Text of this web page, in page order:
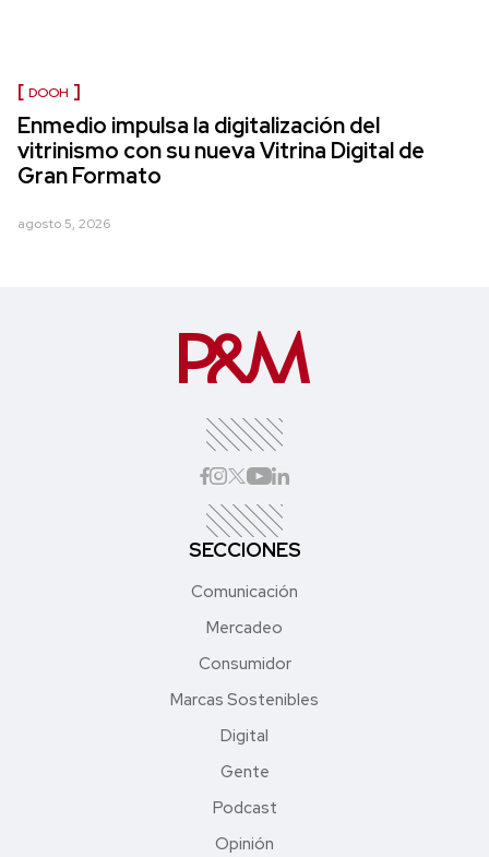
DOOH
Enmedio impulsa la digitalización del
vitrinismo con su nueva Vitrina Digital de
Gran Formato
agosto 5, 2026
SECCIONES
Comunicación
Mercadeo
Consumidor
Marcas Sostenibles
Digital
Gente
Podcast
Opinión